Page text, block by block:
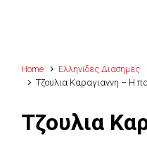
Home Ελληνιδες Διασημες
Τζουλια Καραγιαννη – Η
Τζουλια